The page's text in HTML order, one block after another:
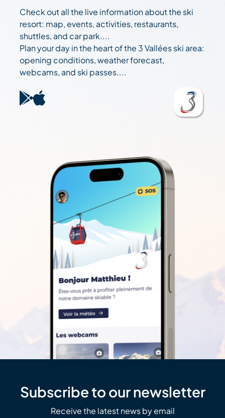
Check out all the live information about the ski
resort: map, events, activities, restaurants,
shuttles, and car park....
Plan your day in the heart of the 3 Vallées ski area:
opening conditions, weather forecast,
webcams, and ski passes....
Subscribe to our newsletter
Receive the latest news by email